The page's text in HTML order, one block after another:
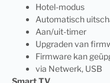
Hotel-modus
Automatisch
Aan/uit-timer
Upgraden van
Firmware kan
via Netwerk, USB
Smart TV